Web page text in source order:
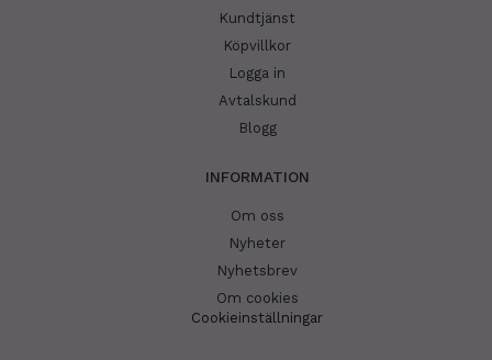
Kundtjänst
Köpvillkor
Logga in
Avtalskund
Blogg
INFORMATION
Om oss
Nyheter
Nyhetsbrev
Om cookies
Cookieinställningar